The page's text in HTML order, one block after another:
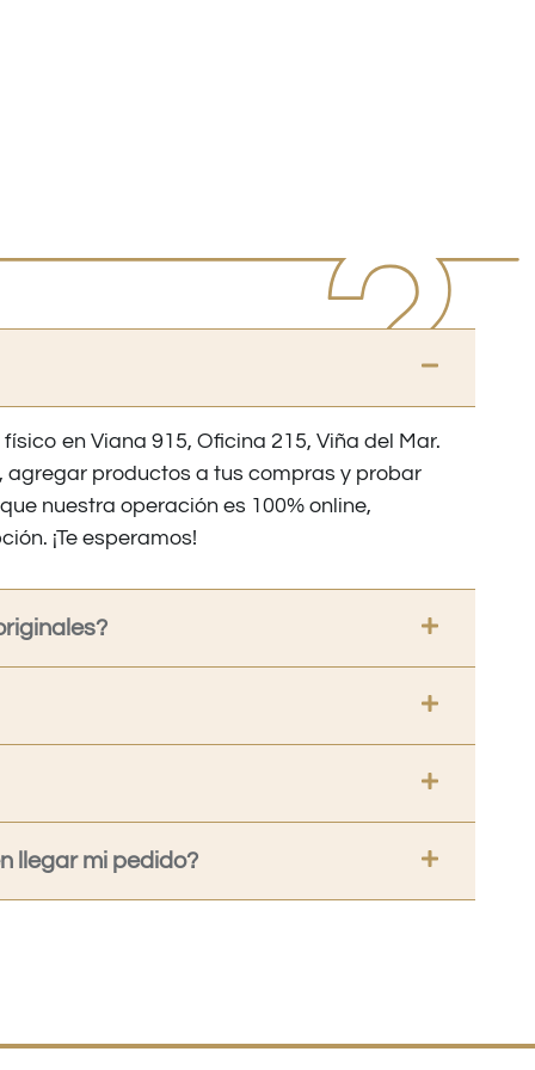
en Viana 915, Oficina 215, Viña del Mar.
agregar productos a tus compras y probar
nuestra operación es 100% online,
¡Te esperamos!
llegar mi pedido?